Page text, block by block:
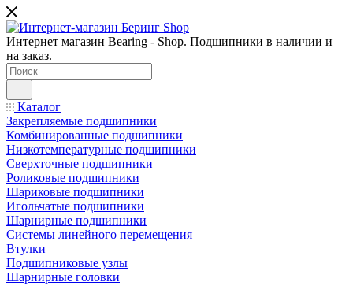
Интернет магазин Bearing - Shop. Подшипники в наличии и
на заказ.
Каталог
Закрепляемые подшипники
Комбинированные подшипники
Низкотемпературные подшипники
Сверхточные подшипники
Роликовые подшипники
Шариковые подшипники
Игольчатые подшипники
Шарнирные подшипники
Системы линейного перемещения
Втулки
Подшипниковые узлы
Шарнирные головки